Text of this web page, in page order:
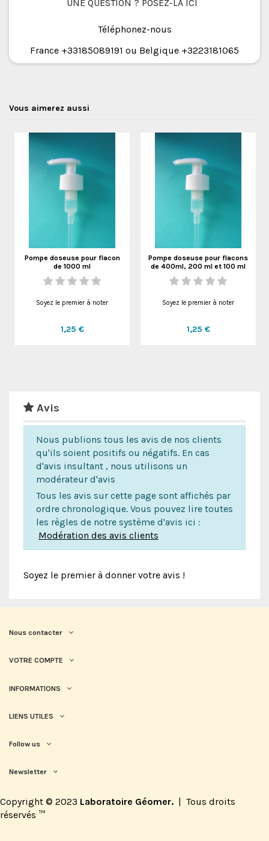
UNE QUESTION ? POSEZ-LA ICI
Téléphonez-nous
France +33185089191 ou Belgique +3223181065
Vous aimerez aussi
Pompe doseuse pour flacon
de 1000 ml
Soyez le premier à noter
1,25 €
Pompe doseuse pour flacons
de 400ml, 200 ml et 100 ml
Soyez le premier à noter
1,25 €
Avis
Nous publions tous les avis de nos clients
qu'ils soient positifs ou négatifs. En cas
d'avis insultant , nous utilisons un
modérateur d'avis
Tous les avis sur cette page sont affichés par
ordre chronologique. Vous pouvez lire toutes
les règles de notre système d'avis ici :
Modération des avis clients
Soyez le premier à donner votre avis !
Nous contacter
VOTRE COMPTE
INFORMATIONS
LIENS UTILES
Follow us
Newsletter
Copyright © 2023 Laboratoire Géomer.
Tous droits
réservés ™